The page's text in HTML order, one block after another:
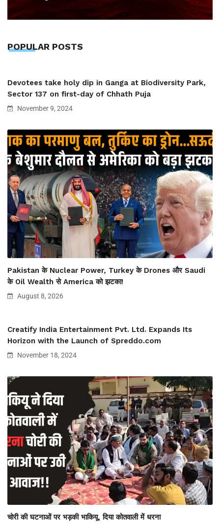
POPULAR POSTS
Devotees take holy dip in Ganga at Biodiversity Park,
Sector 137 on first-day of Chhath Puja
November 9, 2024
Pakistan के Nuclear Power, Turkey के Drones और Saudi
के Oil Wealth से America को झटका!
August 8, 2026
Creatify India Entertainment Pvt. Ltd. Expands Its
Horizon with the Launch of Spreddo.com
November 18, 2024
चोरी की घटनाओं पर भड़की भाकियू, दिया कोतवाली में धरना